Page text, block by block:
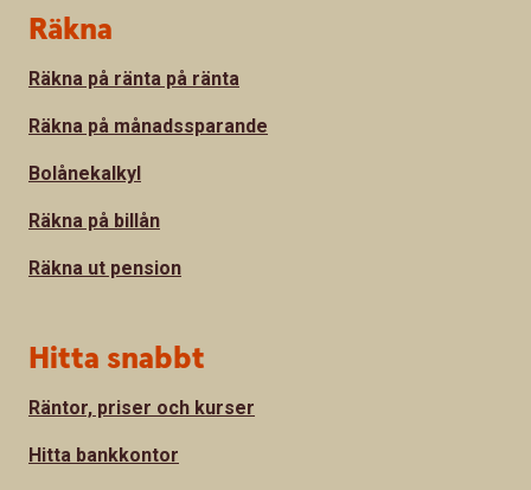
Sidfot
Räkna
Räkna på ränta på ränta
Räkna på månadssparande
Bolånekalkyl
Räkna på billån
Räkna ut pension
Hitta snabbt
Räntor, priser och kurser
Hitta bankkontor